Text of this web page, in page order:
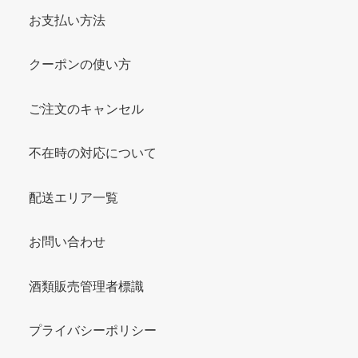
お支払い方法
クーポンの使い方
ご注文のキャンセル
不在時の対応について
配送エリア一覧
お問い合わせ
酒類販売管理者標識
プライバシーポリシー